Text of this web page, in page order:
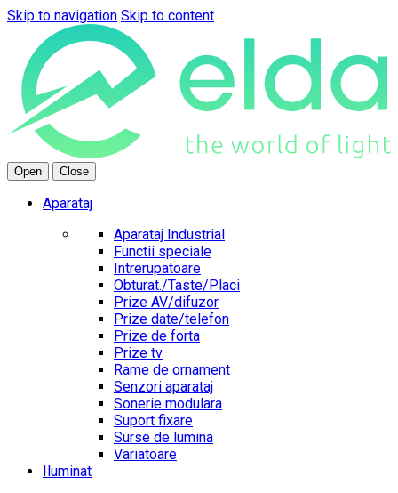
Skip to navigation Skip to content
Open Close
Aparataj
Aparataj Industrial
Functii speciale
Intrerupatoare
Obturat./Taste/Placi
Prize AV/difuzor
Prize date/telefon
Prize de forta
Prize tv
Rame de ornament
Senzori aparataj
Sonerie modulara
Suport fixare
Surse de lumina
Variatoare
Iluminat